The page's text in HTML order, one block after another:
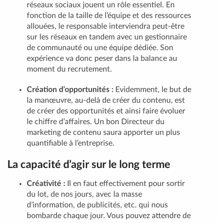
réseaux sociaux jouent un rôle essentiel. En
fonction de la taille de l’équipe et des ressources
allouées, le responsable interviendra peut-être
sur les réseaux en tandem avec un gestionnaire
de communauté ou une équipe dédiée. Son
expérience va donc peser dans la balance au
moment du recrutement.
Création d’opportunités : Evidemment, le but de
la manœuvre, au-delà de créer du contenu, est
de créer des opportunités et ainsi faire évoluer
le chiffre d’affaires. Un bon Directeur du
marketing de contenu saura apporter un plus
quantifiable à l’entreprise.
La capacité d’agir sur le long terme
Créativité : Il en faut effectivement pour sortir
du lot, de nos jours, avec la masse
d’information, de publicités, etc. qui nous
bombarde chaque jour. Vous pouvez attendre de